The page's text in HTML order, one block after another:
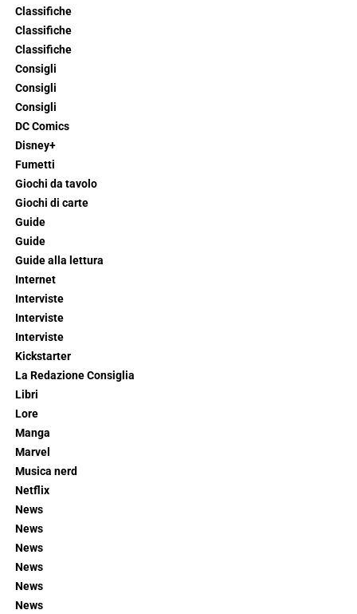
Classifiche
Classifiche
Classifiche
Consigli
Consigli
Consigli
DC Comics
Disney+
Fumetti
Giochi da tavolo
Giochi di carte
Guide
Guide
Guide alla lettura
Internet
Interviste
Interviste
Interviste
Kickstarter
La Redazione Consiglia
Libri
Lore
Manga
Marvel
Musica nerd
Netflix
News
News
News
News
News
News